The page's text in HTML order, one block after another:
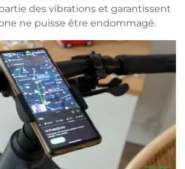
des vibrations et garantissent
ne puisse être endommagé.